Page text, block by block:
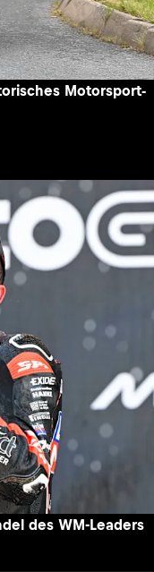
Motorsport-
des WM-Leaders